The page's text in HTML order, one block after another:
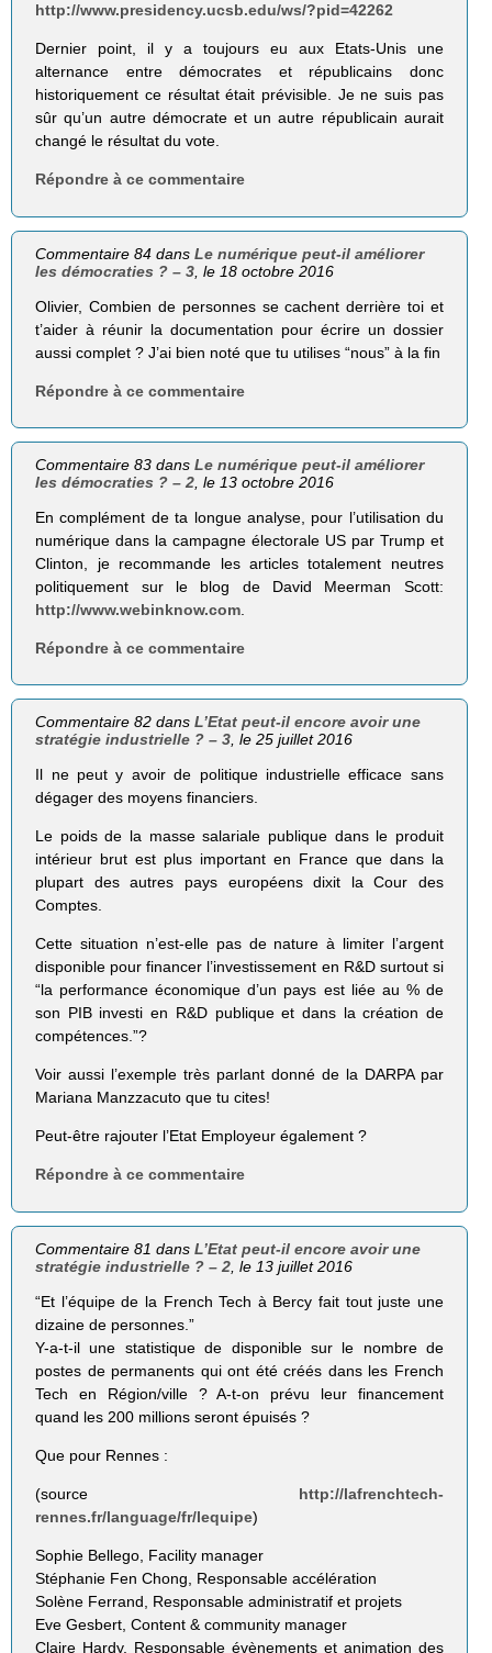
http://www.presidency.ucsb.edu/ws/?pid=42262
Dernier point, il y a toujours eu aux Etats-Unis une
alternance entre démocrates et républicains donc
historiquement ce résultat était prévisible. Je ne suis pas
sûr qu’un autre démocrate et un autre républicain aurait
changé le résultat du vote.
Répondre à ce commentaire
Commentaire 84 dansLe numérique peut-il améliorer
les démocraties ? – 3 , le 18 octobre 2016
Olivier, Combien de personnes se cachent derrière toi et
t’aider à réunir la documentation pour écrire un dossier
aussi complet ? J’ai bien noté que tu utilises “nous” à la fin
Répondre à ce commentaire
Commentaire 83 dansLe numérique peut-il améliorer
les démocraties ? – 2 , le 13 octobre 2016
En complément de ta longue analyse, pour l’utilisation du
numérique dans la campagne électorale US par Trump et
Clinton, je recommande les articles totalement neutres
politiquement sur le blog de David Meerman Scott:
http://www.webinknow.com
Répondre à ce commentaire
Commentaire 82 dansL’Etat peut-il encore avoir une
stratégie industrielle ? – 3 , le 25 juillet 2016
Il ne peut y avoir de politique industrielle efficace sans
dégager des moyens financiers.
Le poids de la masse salariale publique dans le produit
intérieur brut est plus important en France que dans la
plupart des autres pays européens dixit la Cour des
Comptes.
Cette situation n’est-elle pas de nature à limiter l’argent
disponible pour financer l’investissement en R&D surtout si
“la performance économique d’un pays est liée au % de
son PIB investi en R&D publique et dans la création de
compétences.”?
Voir aussi l’exemple très parlant donné de la DARPA par
Mariana Manzzacuto que tu cites!
Peut-être rajouter l’Etat Employeur également ?
Répondre à ce commentaire
Commentaire 81 dansL’Etat peut-il encore avoir une
stratégie industrielle ? – 2 , le 13 juillet 2016
“Et l’équipe de la French Tech à Bercy fait tout juste une
dizaine de personnes.”
Y-a-t-il une statistique de disponible sur le nombre de
postes de permanents qui ont été créés dans les French
Tech en Région/ville ? A-t-on prévu leur financement
quand les 200 millions seront épuisés ?
Que pour Rennes :
(source http://lafrenchtech-
rennes.fr/language/fr/lequipe)
Sophie Bellego, Facility manager
Stéphanie Fen Chong, Responsable accélération
Solène Ferrand, Responsable administratif et projets
Eve Gesbert, Content & community manager
Claire Hardy, Responsable évènements et animation des